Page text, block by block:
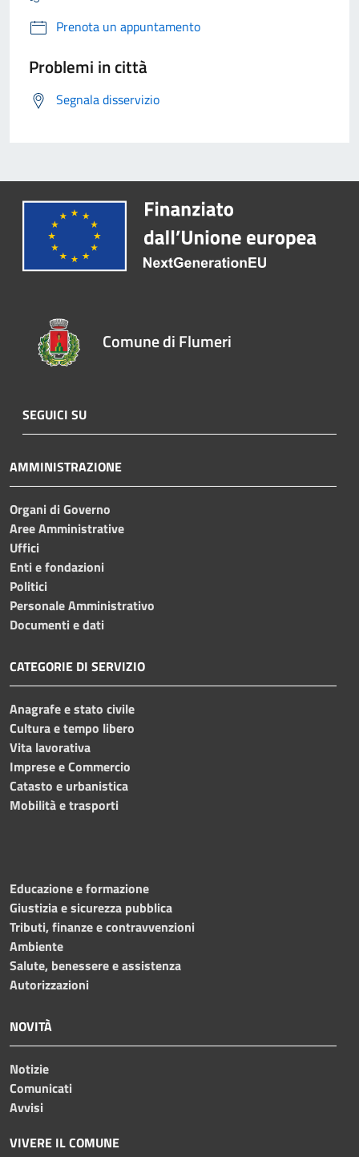
Prenota un appuntamento
Problemi in città
Segnala disservizio
Comune di Flumeri
SEGUICI SU
AMMINISTRAZIONE
Organi di Governo
Aree Amministrative
Uffici
Enti e fondazioni
Politici
Personale Amministrativo
Documenti e dati
CATEGORIE DI SERVIZIO
Anagrafe e stato civile
Cultura e tempo libero
Vita lavorativa
Imprese e Commercio
Catasto e urbanistica
Mobilità e trasporti
Educazione e formazione
Giustizia e sicurezza pubblica
Tributi, finanze e contravvenzioni
Ambiente
Salute, benessere e assistenza
Autorizzazioni
NOVITÀ
Notizie
Comunicati
Avvisi
VIVERE IL COMUNE